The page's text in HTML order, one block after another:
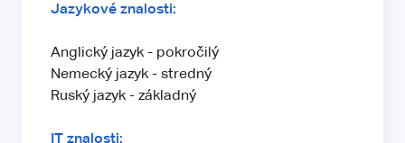
Jazykové znalosti:
Anglický jazyk - pokročilý
Nemecký jazyk - stredný
Ruský jazyk - základný
IT znalosti: